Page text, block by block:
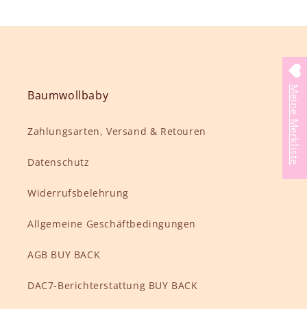
Baumwollbaby
Zahlungsarten, Versand & Retouren
Datenschutz
Widerrufsbelehrung
Allgemeine Geschäftbedingungen
AGB BUY BACK
DAC7-Berichterstattung BUY BACK
Meine Merkliste